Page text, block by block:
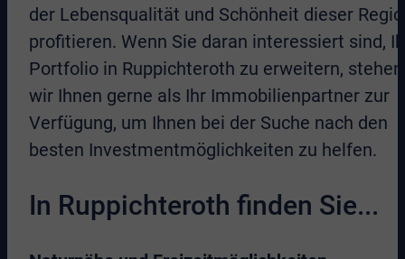
der Lebensqualität und Schönheit dieser
profitieren. Wenn Sie daran interessiert sind,
Portfolio in Ruppichteroth zu erweitern, stehen
wir Ihnen gerne als Ihr Immobilienpartner zur
Verfügung, um Ihnen bei der Suche nach den
besten Investmentmöglichkeiten zu helfen.
In Ruppichteroth finden Sie...